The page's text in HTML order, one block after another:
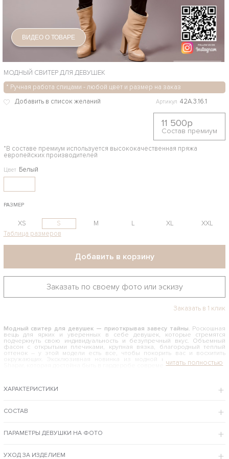
ВИДЕО О ТОВАРЕ
МОДНЫЙ СВИТЕР ДЛЯ ДЕВУШЕК
* Ручная работа спицами - любой цвет и размер на заказ
Артикул 42А.3.16.1
11 500р
Состав премиум
*В составе премиум используется высококачественная пряжа
европейских производителей
Цвет Белый
РАЗМЕР
XS S M L XL
XXL
Таблица размеров
Добавить в корзину
Заказать по своему фото или эскизу
Заказать в 1 клик
Модный свитер для девушек — приоткрывая завесу тайны. Роскошная
вещь для ярких и уверенных в себе девушек, которые стремятся
подчеркнуть свою индивидуальность и безупречный вкус. Объемный
фасон с открытыми плечиками, крупная вязка, благородный теплый
оттенок – у этой модели есть все, чтобы покорить вас и восхитить
окружающих. Эксклюзивная новинка из модной коллекции свитеров
Shapar, которая достойна быть в гардеробе современной леди.
Этот связанный спицами свитер явно не относится к повседневной
элегантный образ для вечернего выхода, романтичного свидания или
официального мероприятия. Для прогулок по городу, зажигательных
России и странам мира.
ХАРАКТЕРИСТИКИ
СОСТАВ
ПАРАМЕТРЫ ДЕВУШКИ НА ФОТО
УХОД ЗА ИЗДЕЛИЕМ